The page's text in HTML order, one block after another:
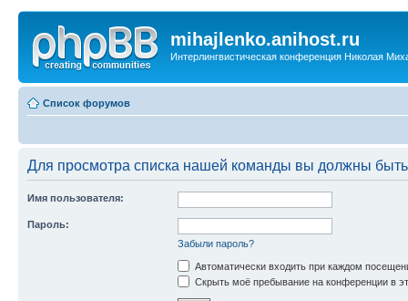
mihajlenko.anihost.ru
Интерлингвистическая конференция Николая
Список форумов
Для просмотра списка нашей команды вы должны
Имя пользователя:
Пароль:
Забыли пароль?
Автоматически входить при каждом
Скрыть моё пребывание на конференции в